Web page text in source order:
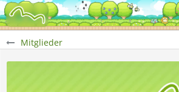
Mitglieder